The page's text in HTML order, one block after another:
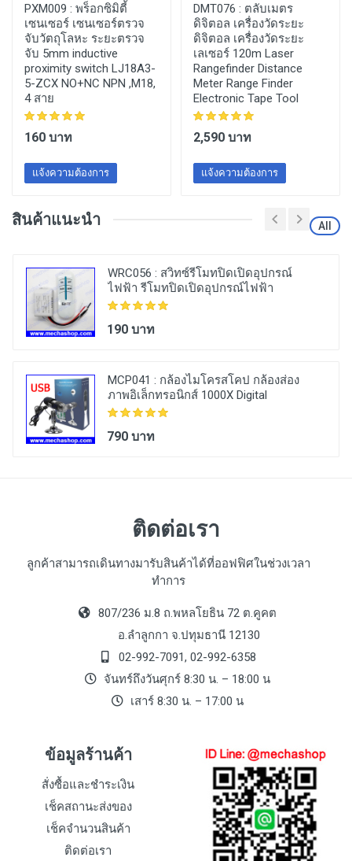
PXM009 : พร็อกซิมิตี้
เซนเซอร์ เซนเซอร์ตรวจ
จับวัตถุโลหะ ระยะตรวจ
จับ 5mm inductive
proximity switch LJ18A3-
5-ZCX NO+NC NPN ,M18,
4 สาย
160 บาท
แจ้งความต้องการ
DMT076 : ตลับเมตร
ดิจิตอล เครื่องวัดระยะ
ดิจิตอล เครื่องวัดระยะ
เลเซอร์ 120m Laser
Rangefinder Distance
Meter Range Finder
Electronic Tape Tool
2,590 บาท
แจ้งความต้องการ
สินค้าแนะนำ All
WRC056 : สวิทซ์รีโมทปิดเปิดอุปกรณ์
ไฟฟ้า รีโมทปิดเปิดอุปกรณ์ไฟฟ้า
Wireless 1 Channel ON/OFF Lamp
Transmitter 220V
190 บาท
MCP041 : กล้องไมโครสโคป กล้องส่อง
ภาพอิเล็กทรอนิกส์ 1000X Digital
Biological Microscope USB Endoscope
790 บาท
ติดต่อเรา
ลูกค้าสามารถเดินทางมารับสินค้าได้ที่ออฟฟิศในช่วงเวลา
ทำการ
807/236 ม.8 ถ.พหลโยธิน 72 ต.คูคต
อ.ลำลูกกา จ.ปทุมธานี 12130
02-992-7091, 02-992-6358
จันทร์ถึงวันศุกร์ 8:30 น. – 18:00 น
เสาร์ 8:30 น. – 17:00 น
ข้อมูลร้านค้า
สั่งซื้อและชำระเงิน
เช็คสถานะส่งของ
เช็คจำนวนสินค้า
ติดต่อเรา